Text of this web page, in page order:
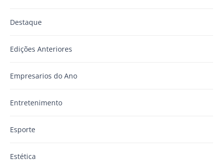
Destaque
Edições Anteriores
Empresarios do Ano
Entretenimento
Esporte
Estética